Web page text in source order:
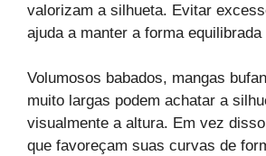
valorizam a silhueta. Evitar
ajuda a manter a forma equilibrada
Volumosos babados, mangas
muito largas podem achatar a
visualmente a altura. Em vez
que favoreçam suas curvas de